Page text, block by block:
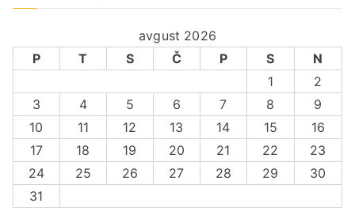
avgust 2026
P
T S Č P S
N
1
2
3
4 5 6 7 8
9
10
11 12 13 14 15
16
17
18 19 20 21 22
23
24
25 26 27 28 29
30
31